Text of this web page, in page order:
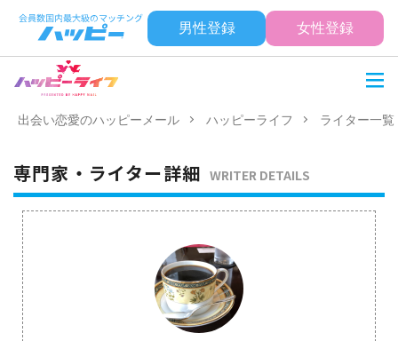
男性登録 女性登録
出会い恋愛のハッピーメール ハッピーライフ ライター一覧
専門家・ライター詳細 WRITER DETAILS